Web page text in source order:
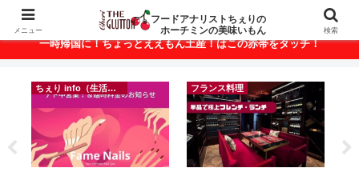
ベトナム・ホーチミンの美味いもんが満載！
一時帰国に！ちょっとええもん土産！はこの赤帯をタッチ！
ちぇり info（生活情報） フランス料理
メニュー
フードアナリストちぇりの
ホーチミンの美味いもん
検索